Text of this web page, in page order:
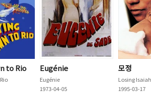
to Rio Eugénie
Eugénie
1973-04-05
모정
Losing Isaiah
1995-03-17